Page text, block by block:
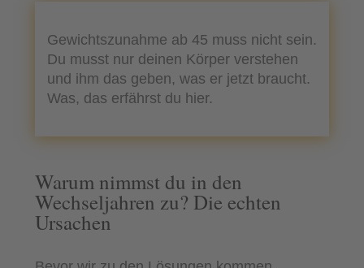
Gewichtszunahme ab 45 muss nicht sein.
Du musst nur deinen Körper verstehen
und ihm das geben, was er jetzt braucht.
Was, das erfährst du hier.
Warum nimmst du in den
Wechseljahren zu? Die echten
Ursachen